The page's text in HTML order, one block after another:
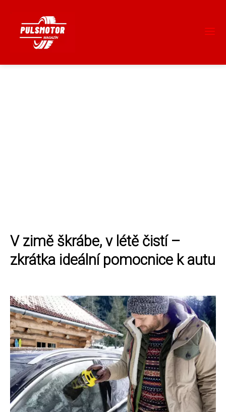
V zimě škrábe, v létě čistí –
zkrátka ideální pomocnice k autu